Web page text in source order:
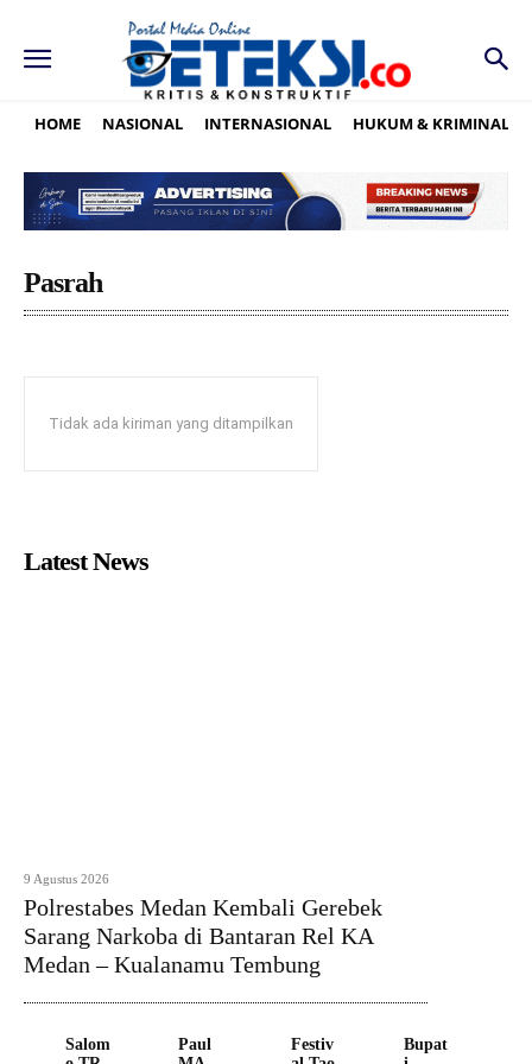
HOME NASIONAL INTERNASIONAL HUKUM & KRIMINAL
Pasrah
Tidak ada kiriman yang ditampilkan
Latest News
9 Agustus 2026
Polrestabes Medan Kembali Gerebek
Sarang Narkoba di Bantaran Rel KA
Medan – Kualanamu Tembung
Salom
Paul
Festiv
Bupat